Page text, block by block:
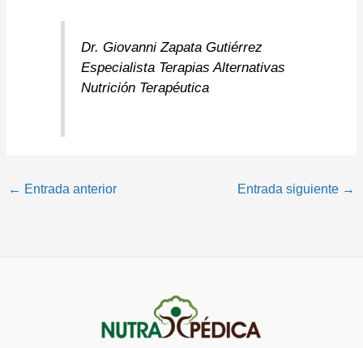
Dr. Giovanni Zapata Gutiérrez
Especialista Terapias Alternativas
Nutrición Terapéutica
← Entrada anterior Entrada siguiente →